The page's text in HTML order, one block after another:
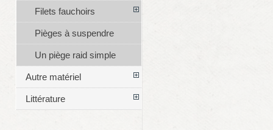
Filets fauchoirs
Pièges à suspendre
Un piège raid simple
Autre matériel
Littérature